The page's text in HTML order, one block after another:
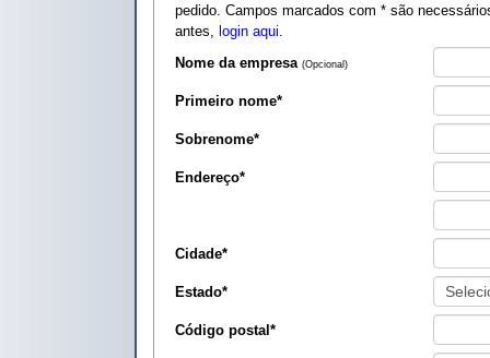
pedido. Campos marcados com * são
antes,
login aqui
Nome da empresa (Opcional)
Primeiro nome*
Sobrenome*
Endereço*
Cidade*
Estado*
Código postal *